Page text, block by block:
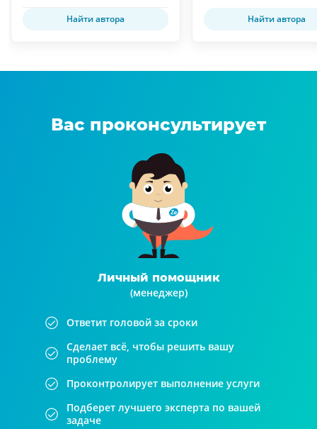
Найти автора Найти автора
Вас проконсультирует
Личный помощник
(менеджер)
Ответит головой за сроки
Сделает всё, чтобы решить вашу
проблему
Проконтролирует выполнение услуги
Подберет лучшего эксперта по вашей
задаче